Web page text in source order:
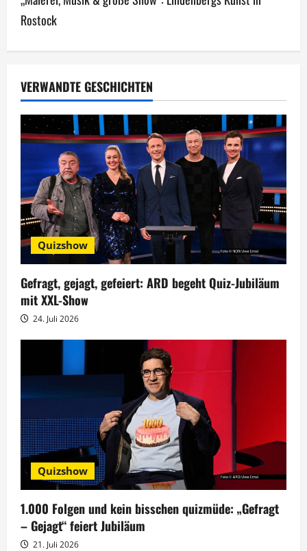
r
a
s
n
a
v
i
g
a
t
i
n
Rostock
VERWANDTE GESCHICHTEN
Quizshow
Gefragt, gejagt, gefeiert: ARD begeht Quiz-Jubiläum
mit XXL-Show
24. Juli 2026
Quizshow
1.000 Folgen und kein bisschen quizmüde: „Gefragt
– Gejagt“ feiert Jubiläum
21. Juli 2026